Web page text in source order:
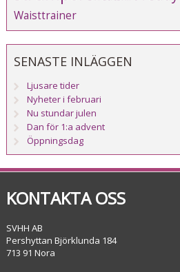
Waisttrainer
SENASTE INLÄGGEN
Ljusare tider
Nyheter i februari
Nu stundar julen
Dan för 1:a advent
Öppningsdag
KONTAKTA OSS
SVHH AB
Pershyttan Björklunda 184
713 91 Nora